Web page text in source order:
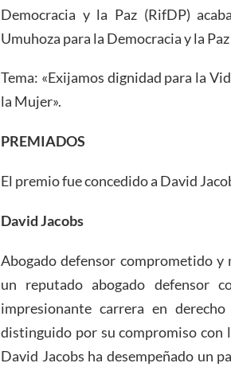
Democracia y la Paz (RifDP)
Umuhoza para la Democracia y la
Tema: «Exijamos dignidad para la
la Mujer».
PREMIADOS
El premio fue concedido a David
David Jacobs
Abogado defensor comprometido y
un reputado abogado defensor
impresionante carrera en
distinguido por su compromiso con
David Jacobs ha desempeñado un